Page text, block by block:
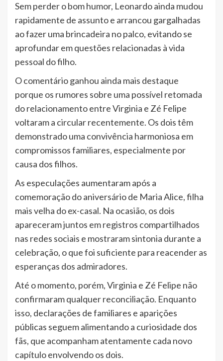
Sem perder o bom humor, Leonardo ainda mudou
rapidamente de assunto e arrancou gargalhadas
ao fazer uma brincadeira no palco, evitando se
aprofundar em questões relacionadas à vida
pessoal do filho.
O comentário ganhou ainda mais destaque
porque os rumores sobre uma possível retomada
do relacionamento entre Virginia e Zé Felipe
voltaram a circular recentemente. Os dois têm
demonstrado uma convivência harmoniosa em
compromissos familiares, especialmente por
causa dos filhos.
As especulações aumentaram após a
comemoração do aniversário de Maria Alice, filha
mais velha do ex-casal. Na ocasião, os dois
apareceram juntos em registros compartilhados
nas redes sociais e mostraram sintonia durante a
celebração, o que foi suficiente para reacender as
esperanças dos admiradores.
Até o momento, porém, Virginia e Zé Felipe não
confirmaram qualquer reconciliação. Enquanto
isso, declarações de familiares e aparições
públicas seguem alimentando a curiosidade dos
fãs, que acompanham atentamente cada novo
capítulo envolvendo os dois.